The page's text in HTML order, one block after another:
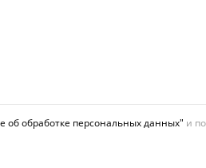
об обработке персональных данных" и